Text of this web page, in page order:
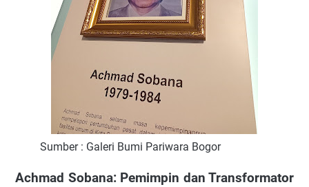
Sumber : Galeri Bumi Pariwara Bogor
Achmad Sobana: Pemimpin dan Transformator